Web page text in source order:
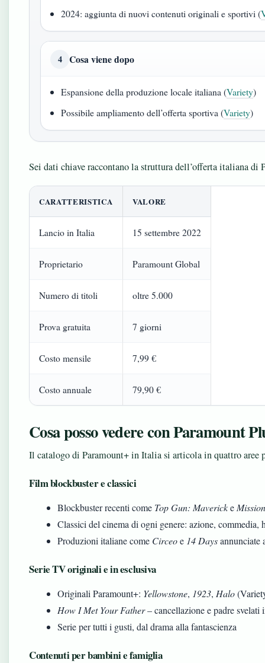
2024: aggiunta di nuovi contenuti originali e sportivi (
4 Cosa viene dopo
Espansione della produzione locale italiana (Variety)
Possibile ampliamento dell’offerta sportiva (Variety)
Sei dati chiave raccontano la struttura dell’offerta italiana di
CARATTERISTICA VALORE
Lancio in Italia 15 settembre 2022
Proprietario Paramount Global
Numero di titoli oltre 5.000
Prova gratuita 7 giorni
Costo mensile 7,99 €
Costo annuale 79,90 €
Cosa posso vedere con Paramount
Il catalogo di Paramount+ in Italia si articola in quattro aree
Film blockbuster e classici
Blockbuster recenti come Top Gun: Mavericke
Classici del cinema di ogni genere: azione, commedia,
Produzioni italiane come Circeoe 14 Daysannunciate
Serie TV originali e in esclusiva
Originali Paramount+: Yellowstone, 1923, Halo
How I Met Your Father– cancellazione e padre svelati
Serie per tutti i gusti, dal drama alla fantascienza
Contenuti per bambini e famiglia